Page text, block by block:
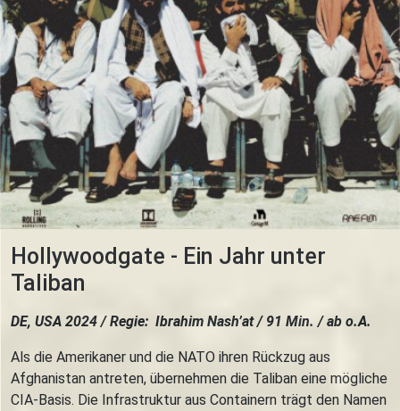
Hollywoodgate - Ein Jahr unter
Taliban
DE, USA 2024 / Regie: Ibrahim Nash’at / 91 Min. / ab o.A.
Als die Amerikaner und die NATO ihren Rückzug aus
Afghanistan antreten, übernehmen die Taliban eine mögliche
CIA-Basis. Die Infrastruktur aus Containern trägt den Namen